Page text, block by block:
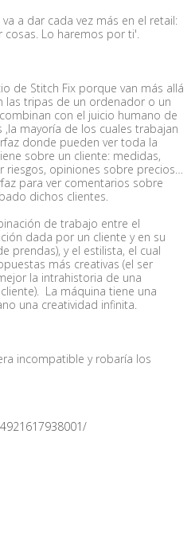
a dar cada vez más en el retail:
Lo haremos por ti'.
de Stitch Fix porque van más allá
las tripas de un ordenador o un
con el juicio humano de
mayoría de los cuales trabajan
donde pueden ver toda la
sobre un cliente: medidas,
riesgos, opiniones sobre precios…
para ver comentarios sobre
dichos clientes.
de trabajo entre el
dada por un cliente y en su
prendas), y el estilista, el cual
más creativas (el ser
la intrahistoria de una
La máquina tiene una
una creatividad infinita.
incompatible y robaría los